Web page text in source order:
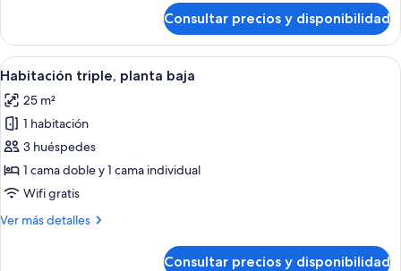
1
habitación,
balcón
Consultar precios y disponibilidad
Abrir
todas
las
fotos
de
Habitación
triple,
baja
Una cama bien tendida con
6
Habitación triple, planta baja
25 m²
1 habitación
3 huéspedes
1 cama doble y 1 cama individual
Wifi gratis
Ver más detalles
Más
Consultar precios y disponibilidad